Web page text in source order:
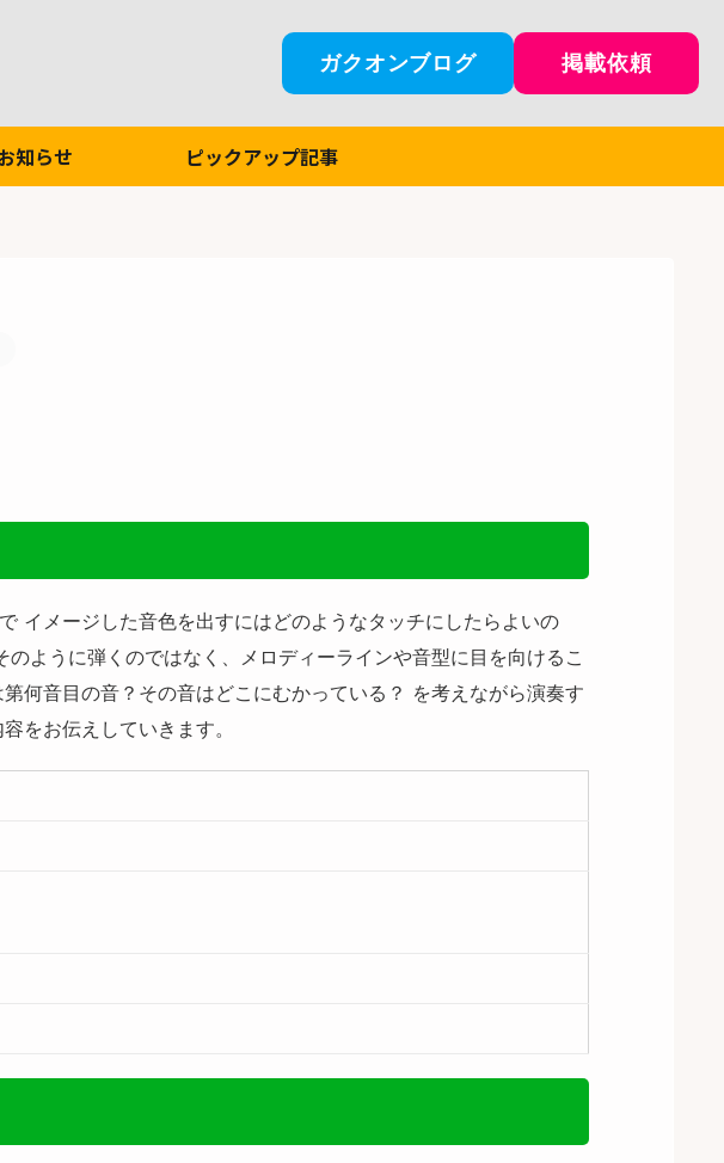
ガクオンブログ 掲載依頼
知らせ ピックアップ記事
イメージした音色を出すにはどのようなタッチにしたらよいの
ように弾くのではなく、メロディーラインや音型に目を向けるこ
何音目の音？その音はどこにむかっている？ を考えながら演奏す
をお伝えしていきます。